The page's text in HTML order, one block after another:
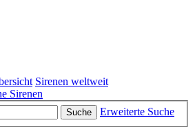
Sirenen weltweit
Sirenen
Suche
Erweiterte Suche